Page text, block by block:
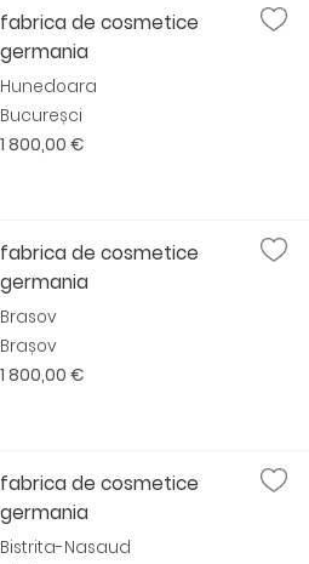
fabrica de cosmetice
germania
Hunedoara
Bucureșci
1 800,00 €
fabrica de cosmetice
germania
Brasov
Brașov
1 800,00 €
fabrica de cosmetice
germania
Bistrita-Nasaud